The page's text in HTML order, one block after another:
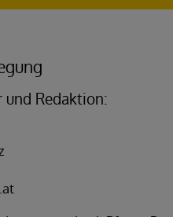
und Redaktion: